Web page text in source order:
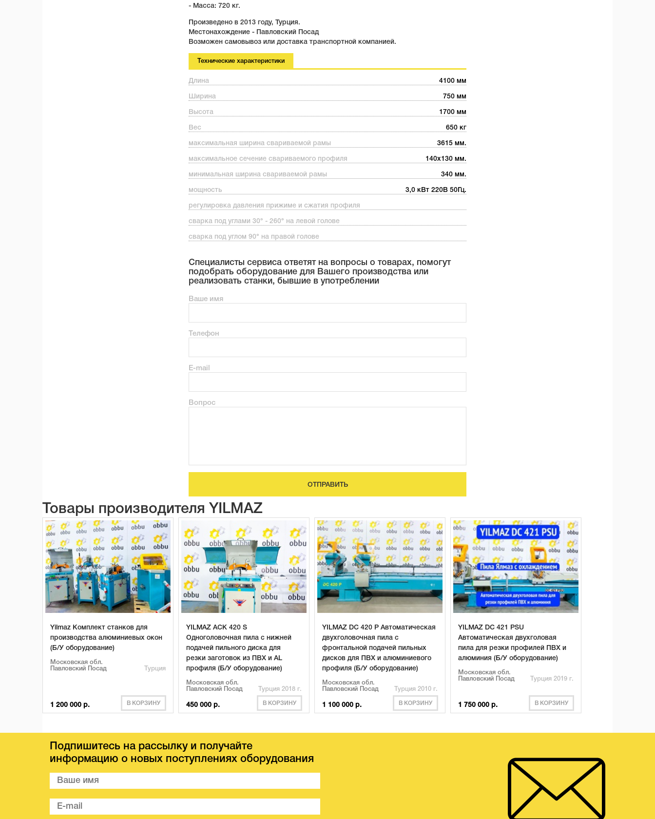
- Масса: 720 кг.
Произведено в 2013 году, Турция.
Местонахождение - Павловский Посад
Возможен самовывоз или доставка транспортной компанией.
Технические характеристики
Длина 4100 мм
Ширина 750 мм
Высота 1700 мм
Вес 650 кг
максимальная ширина свариваемой рамы 3615 мм.
максимальное сечение свариваемого профиля 140х130 мм.
минимальная ширина свариваемой рамы 340 мм.
мощность 3,0 кВт 220В 50Гц.
регулировка давления прижиме и сжатия профиля
сварка под углами 30° - 260° на левой голове
сварка под углом 90° на правой голове
Специалисты сервиса ответят на вопросы о товарах, помогут
подобрать оборудование для Вашего производства или
реализовать станки, бывшие в употреблении
Ваше имя
Телефон
E-mail
Вопрос
ОТПРАВИТЬ
Товары производителя YILMAZ
Yilmaz Комплект станков для
производства алюминиевых окон
(Б/У оборудование)
Московская обл.
Павловский Посад
Турция
1 200 000 р. В КОРЗИНУ
YILMAZ ACK 420 S
Одноголовочная пила с нижней
подачей пильного диска для
резки заготовок из ПВХ и AL
профиля (Б/У оборудование)
Московская обл.
Павловский Посад
Турция 2018 г.
450 000 р. В КОРЗИНУ
YILMAZ DC 420 P Автоматическая
двухголовочная пила с
фронтальной подачей пильных
дисков для ПВХ и алюминиевого
профиля (Б/У оборудование)
Московская обл.
Павловский Посад
Турция 2010 г.
1 100 000 р. В КОРЗИНУ
YILMAZ DC 421 PSU
Автоматическая двухголовая
пила для резки профилей ПВХ и
алюминия (Б/У оборудование)
Московская обл.
Павловский Посад
Турция 2019 г.
1 750 000 р. В КОРЗИНУ
Подпишитесь на рассылку и получайте
информацию о новых поступлениях оборудования